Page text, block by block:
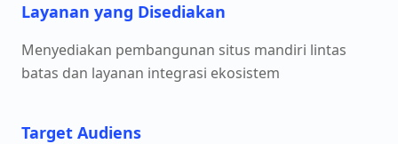
Layanan yang Disediakan
Menyediakan pembangunan situs mandiri lintas
batas dan layanan integrasi ekosistem
Target Audiens